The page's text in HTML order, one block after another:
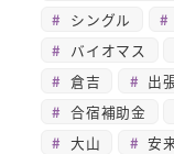
シングル
バイオマス
倉吉
出
合宿補助金
大山
安